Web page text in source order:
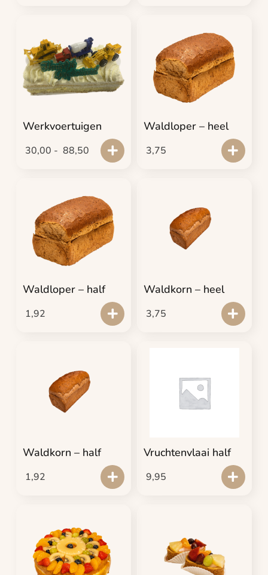
Werkvoertuigen
30,00 - 88,50
Waldloper – heel
3,75
Waldloper – half
1,92
Waldkorn – heel
3,75
Waldkorn – half
1,92
Vruchtenvlaai half
9,95